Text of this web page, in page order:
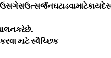
માટે સ્વૈચ્છિક